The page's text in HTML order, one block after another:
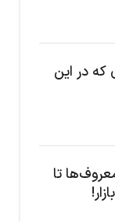
که در این
تا